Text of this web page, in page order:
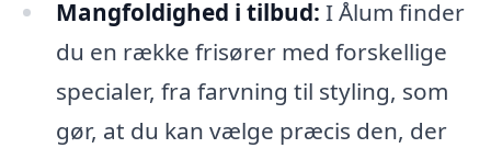
Mangfoldighed i tilbud: I Ålum finder
du en række frisører med forskellige
specialer, fra farvning til styling, som
gør, at du kan vælge præcis den, der